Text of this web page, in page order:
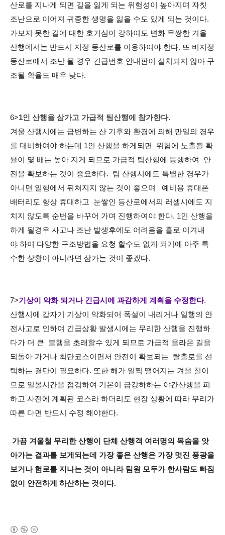
산로를 지나게 되면 길을 잃게 되는 위험성이 높아지며 자칫
조난으로 이어져 귀중한 생명을 잃을 수도 있게 되는 것이다.
가보지 못한 길에 대한 호기심이 강하여도 변화 무쌍한 겨울
산행에서는 반드시 지정 등산로를 이용하여야 한다. 또 비지정
등산로에서 조난 될 경우 긴급번호 안내판이 설치되지 않아 구
조될 확율도 매우 낮다.
6>1인 산행을 삼가고 가급적 팀산행에 참가한다.
겨울 산행시에는 급변하는 산 기후와 환경에 의해 만일의 경우
를 대비하여야 하는데 1인 산행을 하게되면 위험에 노출될 확
율이 몇 배는 높아 지게 되므로 가급적 팀산행에 동행하여 안
전을 확보하는 것이 중요하다. 팀 산행시에도 특별한 경우가
아니면 일행에서 뒤쳐지지 않는 것이 좋으며 예비용 휴대폰
배터리도 항상 휴대하고 눈쌓인 등산로에서의 러셀시에도 지
치지 않도록 순번을 바꾸어 가며 진행하여야 한다. 1인 산행을
하게 될경우 사고나 조난 발생후에도 어려움을 홀로 이겨내
야 하며 다양한 구조방법을 요청 할수도 없게 되기에 아주 특
수한 상황이 아니라면 삼가는 것이 좋겠다.
7>기상이 악화 되거나 긴급시에 과감하게 계획을 수정한다.
산행시에 갑자기 기상이 악화되어 폭설이 내리거나 일행의 안
전사고로 인하여 긴급상황 발생시에는 무리한 산행을 진행하
다가 더 큰 불행을 초래할수 있게 되므로 가급적 올라온 길을
되돌아 가거나 최단코스이면서 안전이 확보되는 탈출로를 선
택하는 결단이 필요하다. 또한 해가 일찍 떨어지는 겨울 철이
므로 일몰시간을 점검하여 기온이 급강하하는 야간산행을 피
하고 사전에 계획된 코스라 하더리도 현장 상황에 따라 무리가
따른 다면 반드시 수정 해야한다.
가끔 겨울철 무리한 산행이 단체 산행객 여러명의 목숨을 앗
아가는 결과를 보게되는데 가장 좋은 산행은 가장 멋진 풍광을
보거나 험로를 지나는 것이 아니라 팀원 모두가 한사람도 빠짐
없이 안전하게 하산하는 것이다.